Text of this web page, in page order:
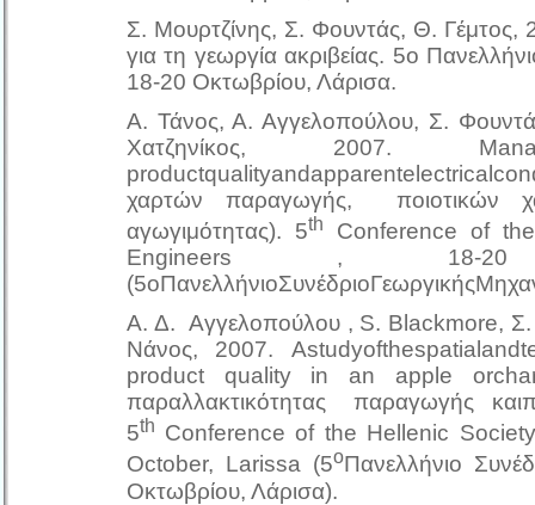
Σ. Μουρτζίνης, Σ. Φουντάς, Θ.
για τη γεωργία ακριβείας. 5ο
18-20 Οκτωβρίου, Λάρισα.
Α. Τάνος, Α. Αγγελοπούλου, Σ.
Χατζηνίκος, 2007.
χαρτών παραγωγής, ποιοτικών
αγωγιμότητας). 5th
Conference of
Engineers , 18-20
Α. Δ. Αγγελοπούλου , S. Blackmore,
Νάνος, 2007.
product quality in an apple
παραλλακτικότητας παραγωγής
5th Conference of the Hellenic
October, Larissa (5οΠανελλήνιο
Οκτωβρίου, Λάρισα).